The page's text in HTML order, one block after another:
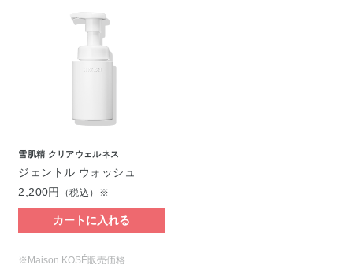
雪肌精 クリアウェルネス
ジェントル ウォッシュ
2,200円
（税込）※
カートに入れる
※Maison KOSÉ販売価格